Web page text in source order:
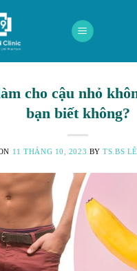
cho cậu nhỏ
bạn biết không?
11 THÁNG 10, 2023 BYTS.BS